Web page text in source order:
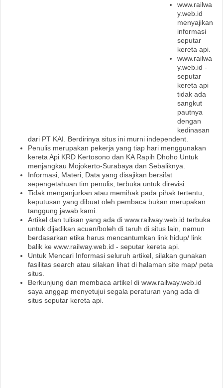
www.railwa
y.web.id
menyajikan
informasi
seputar
kereta api.
www.railwa
y.web.id -
seputar
kereta api
tidak ada
sangkut
pautnya
dengan
kedinasan
dari PT KAI. Berdirinya situs ini murni independent.
Penulis merupakan pekerja yang tiap hari menggunakan
kereta Api KRD Kertosono dan KA Rapih Dhoho Untuk
menjangkau Mojokerto-Surabaya dan Sebaliknya.
Informasi, Materi, Data yang disajikan bersifat
sepengetahuan tim penulis, terbuka untuk direvisi.
Tidak menganjurkan atau memihak pada pihak tertentu,
keputusan yang dibuat oleh pembaca bukan merupakan
tanggung jawab kami.
Artikel dan tulisan yang ada di www.railway.web.id terbuka
untuk dijadikan acuan/boleh di taruh di situs lain, namun
berdasarkan etika harus mencantumkan link hidup/ link
balik ke www.railway.web.id - seputar kereta api.
Untuk Mencari Informasi seluruh artikel, silakan gunakan
fasilitas search atau silakan lihat di halaman site map/ peta
situs.
Berkunjung dan membaca artikel di www.railway.web.id
saya anggap menyetujui segala peraturan yang ada di
situs seputar kereta api.